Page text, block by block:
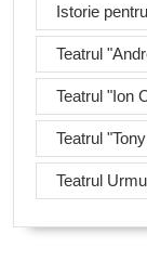
Istorie
Teatrul
Teatrul "Ion
Teatrul
Teatrul